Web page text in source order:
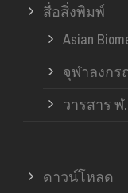
สื่อสิ่งพิมพ์
Asian
จุฬาลงกร
วารสาร
ดาวน์โหลด